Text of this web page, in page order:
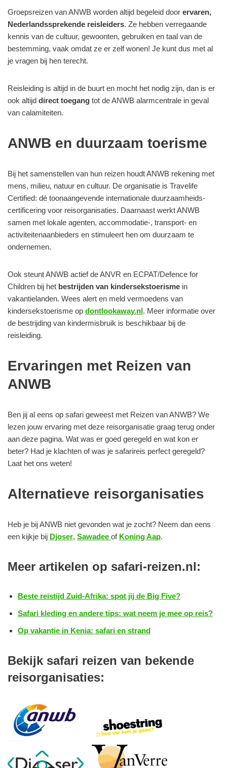
Groepsreizen van ANWB worden altijd begeleid door ervaren,
Nederlandssprekende reisleiders. Ze hebben verregaande
kennis van de cultuur, gewoonten, gebruiken en taal van de
bestemming, vaak omdat ze er zelf wonen! Je kunt dus met al
je vragen bij hen terecht.
Reisleiding is altijd in de buurt en mocht het nodig zijn, dan is er
ook altijd direct toegang tot de ANWB alarmcentrale in geval
van calamiteiten.
ANWB en duurzaam toerisme
Bij het samenstellen van hun reizen houdt ANWB rekening met
mens, milieu, natuur en cultuur. De organisatie is Travelife
Certified: dé toonaangevende internationale duurzaamheids-
certificering voor reisorganisaties. Daarnaast werkt ANWB
samen met lokale agenten, accommodatie-, transport- en
activiteitenaanbieders en stimuleert hen om duurzaam te
ondernemen.
Ook steunt ANWB actief de ANVR en ECPAT/Defence for
Children bij het bestrijden van kindersekstoerisme in
vakantielanden. Wees alert en meld vermoedens van
kindersekstoerisme op dontlookaway.nl. Meer informatie over
de bestrijding van kindermisbruik is beschikbaar bij de
reisleiding.
Ervaringen met Reizen van
ANWB
Ben jij al eens op safari geweest met Reizen van ANWB? We
lezen jouw ervaring met deze reisorganisatie graag terug onder
aan deze pagina. Wat was er goed geregeld en wat kon er
beter? Had je klachten of was je safarireis perfect geregeld?
Laat het ons weten!
Alternatieve reisorganisaties
Heb je bij ANWB niet gevonden wat je zocht? Neem dan eens
een kijkje bij Djoser, Sawadee of Koning Aap.
Meer artikelen op safari-reizen.nl:
Beste reistijd Zuid-Afrika: spot jij de Big Five?
Safari kleding en andere tips: wat neem je mee op reis?
Op vakantie in Kenia: safari en strand
Bekijk safari reizen van bekende
reisorganisaties: